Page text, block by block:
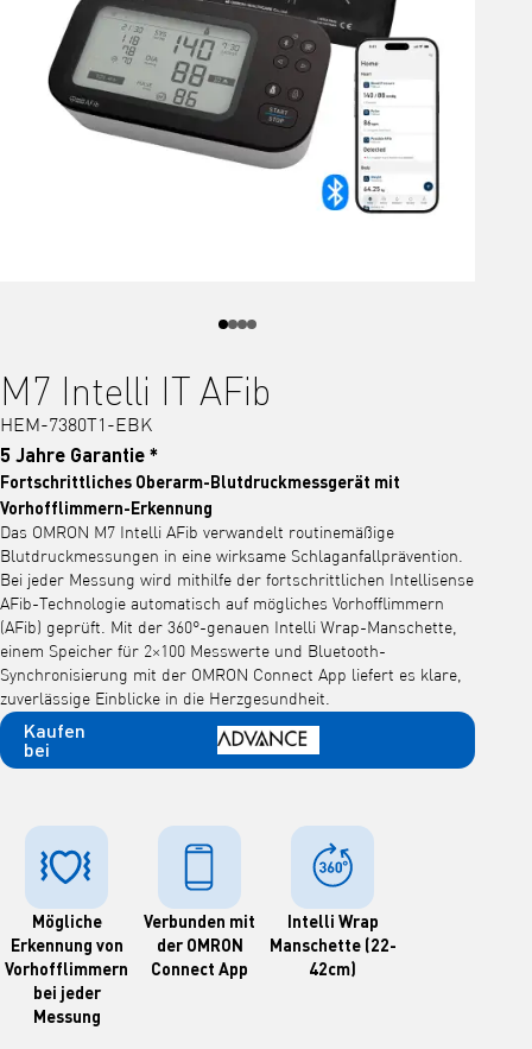
M7 Intelli IT AFib
HEM-7380T1-EBK
5 Jahre Garantie *
Fortschrittliches Oberarm-Blutdruckmessgerät mit
Vorhofflimmern-Erkennung
Das OMRON M7 Intelli AFib verwandelt routinemäßige
Blutdruckmessungen in eine wirksame Schlaganfallprävention.
Bei jeder Messung wird mithilfe der fortschrittlichen Intellisense
AFib-Technologie automatisch auf mögliches Vorhofflimmern
(AFib) geprüft. Mit der 360°-genauen Intelli Wrap-Manschette,
einem Speicher für 2×100 Messwerte und Bluetooth-
Synchronisierung mit der OMRON Connect App liefert es klare,
zuverlässige Einblicke in die Herzgesundheit.
Kaufen
bei
Mögliche
Erkennung von
Vorhofflimmern
bei jeder
Messung
Verbunden mit
der OMRON
Connect App
Intelli Wrap
Manschette (22-
42cm)